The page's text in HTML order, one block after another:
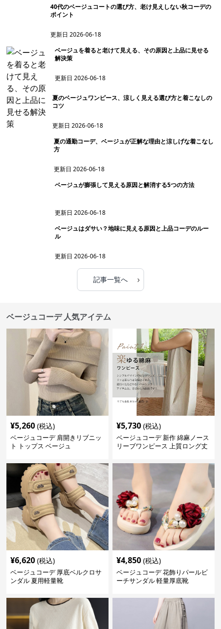
40代のベージュコートの選び方、老け見えしない秋コーデの
ポイント
更新日 2026-06-18
ベージュを着ると老けて見える、その原因と上品に見せる
解決策
更新日2026-06-18
夏のベージュワンピース、涼しく見える選び方と着こなしの
コツ
更新日2026-06-18
夏の通勤コーデ、ベージュが正解な理由と涼しげな着こなし
方
更新日 2026-06-18
ベージュが膨張して見える原因と解消する5つの方法
更新日2026-06-18
ベージュはダサい？地味に見える原因と上品コーデのルー
ル
更新日2026-06-18
記事一覧へ ›
ベージュコーデ 人気アイテム
¥5,260 (税込)
ベージュコーデ 肩開きリブニッ
ト トップス ベージュ
¥5,730 (税込)
ベージュコーデ 新作 綿麻ノース
リーブワンピース 上質ロング丈
¥6,620 (税込)
ベージュコーデ 厚底ベルクロサ
ンダル 夏用軽量靴
¥4,850 (税込)
ベージュコーデ 花飾りパールビ
ーチサンダル 軽量厚底靴